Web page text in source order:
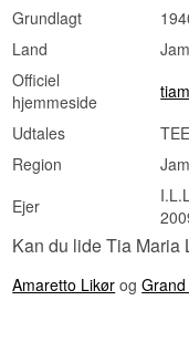
Grundlagt
Land
Officiel
hjemmeside
Udtales
Region
Ejer
Kan du lide Tia Maria
Amaretto Likør og